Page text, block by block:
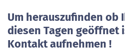
Um herauszufinden ob
diesen Tagen geöffnet
Kontakt aufnehmen !